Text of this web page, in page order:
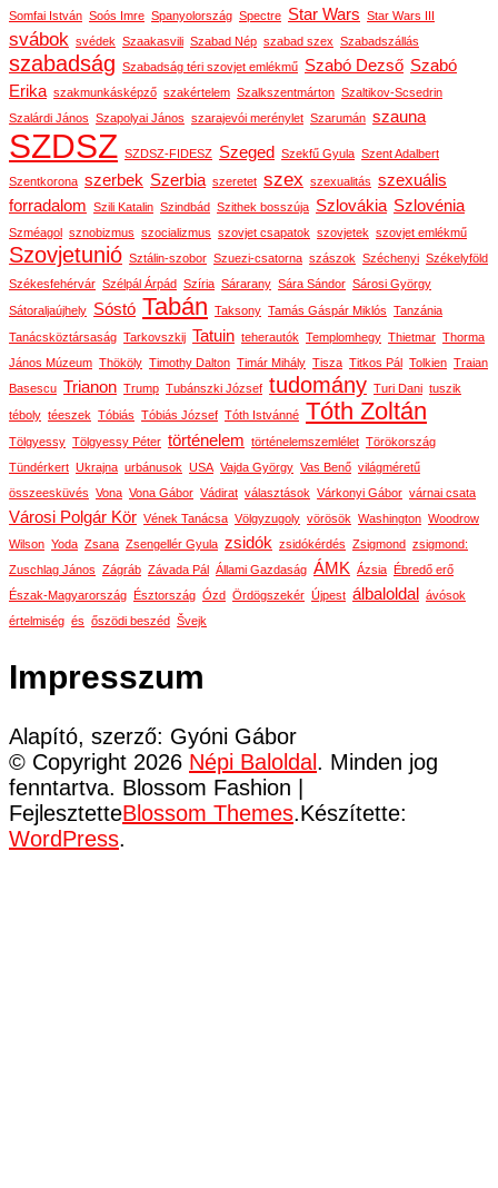
Somfai István Soós Imre Spanyolország Spectre Star Wars Star Wars III
svábok svédek Szaakasvili Szabad Nép szabad szex Szabadszállás
szabadság Szabadság téri szovjet emlékmű Szabó Dezső Szabó
Erika szakmunkásképző szakértelem Szalkszentmárton Szaltikov-Scsedrin
Szalárdi János Szapolyai János szarajevói merénylet Szarumán szauna
SZDSZ SZDSZ-FIDESZ Szeged Szekfű Gyula Szent Adalbert
Szentkorona szerbek Szerbia szeretet szex szexualitás szexuális
forradalom Szili Katalin Szindbád Szithek bosszúja Szlovákia Szlovénia
Szméagol sznobizmus szocializmus szovjet csapatok szovjetek szovjet emlékmű
Szovjetunió Sztálin-szobor Szuezi-csatorna szászok Széchenyi Székelyföld
Székesfehérvár Szélpál Árpád Szíria Sárarany Sára Sándor Sárosi György
Sátoraljaújhely Sóstó Tabán Taksony Tamás Gáspár Miklós Tanzánia
Tanácsköztársaság Tarkovszkij Tatuin teherautók Templomhegy Thietmar Thorma
János Múzeum Thököly Timothy Dalton Timár Mihály Tisza Titkos Pál Tolkien Traian
Basescu Trianon Trump Tubánszki József tudomány Turi Dani tuszik
téboly téeszek Tóbiás Tóbiás József Tóth Istvánné Tóth Zoltán
Tölgyessy Tölgyessy Péter történelem történelemszemlélet Törökország
Tündérkert Ukrajna urbánusok USA Vajda György Vas Benő világméretű
összeesküvés Vona Vona Gábor Vádirat választások Várkonyi Gábor várnai csata
Városi Polgár Kör Vének Tanácsa Völgyzugoly vörösök Washington Woodrow
Wilson Yoda Zsana Zsengellér Gyula zsidók zsidókérdés Zsigmond zsigmond:
Zuschlag János Zágráb Závada Pál Állami Gazdaság ÁMK Ázsia Ébredő erő
Észak-Magyarország Észtország Ózd Ördögszekér Újpest álbaloldal
ávósok
értelmiség és őszödi beszéd Švejk
Impresszum
Alapító, szerző: Gyóni Gábor
© Copyright 2026 Népi Baloldal . Minden jog
fenntartva. Blossom Fashion |
FejlesztetteBlossom Themes.Készítette:
WordPress.